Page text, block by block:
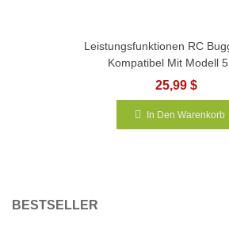
Leistungsfunktionen RC
Kompatibel Mit Modell
25,99 $
In Den Warenkorb
BESTSELLER